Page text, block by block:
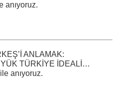
anıyoruz.
ANLAMAK:
TÜRKİYE İDEALİ…
anıyoruz.